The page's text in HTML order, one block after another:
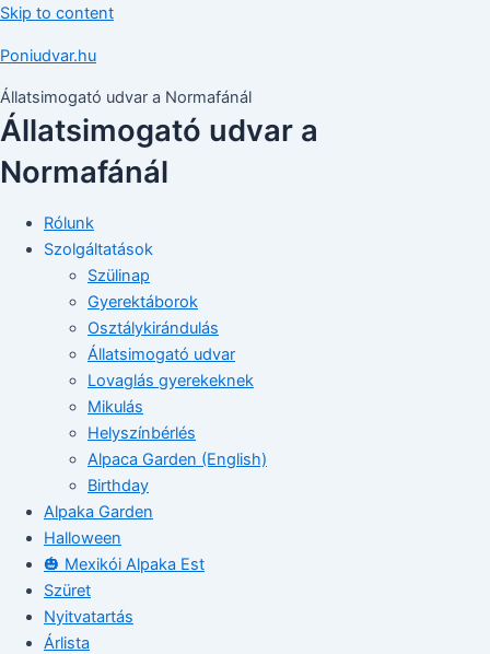
Skip to content
Poniudvar.hu
Állatsimogató udvar a Normafánál
Állatsimogató udvar a
Normafánál
Rólunk
Szolgáltatások
Szülinap
Gyerektáborok
Osztálykirándulás
Állatsimogató udvar
Lovaglás gyerekeknek
Mikulás
Helyszínbérlés
Alpaca Garden (English)
Birthday
Alpaka Garden
Halloween
🎃 Mexikói Alpaka Est
Szüret
Nyitvatartás
Árlista